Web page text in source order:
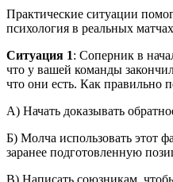
Практические ситуации
психология в реальных
Ситуация 1: Соперник в
что у вашей команды
что они есть. Как правильно
А) Начать доказывать
Б) Молча использовать этот
заранее подготовленную
В) Написать союзникам,